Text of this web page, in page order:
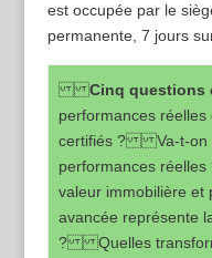
est occupée par le
permanente, 7 jours
Cinq questions
performances
certifiés ? Va-t-on
performances
valeur immobilière
avancée représente
? Quelles